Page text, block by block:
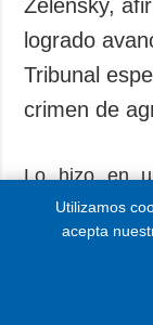
Zelensky,
logrado
Tribunal
crimen de
Lo hizo en
corresponsal
Utilizamos
acepta